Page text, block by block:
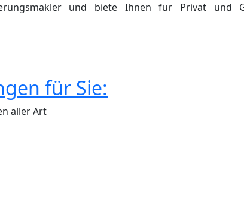
und biete Ihnen für Privat und
für Sie:
aller Art